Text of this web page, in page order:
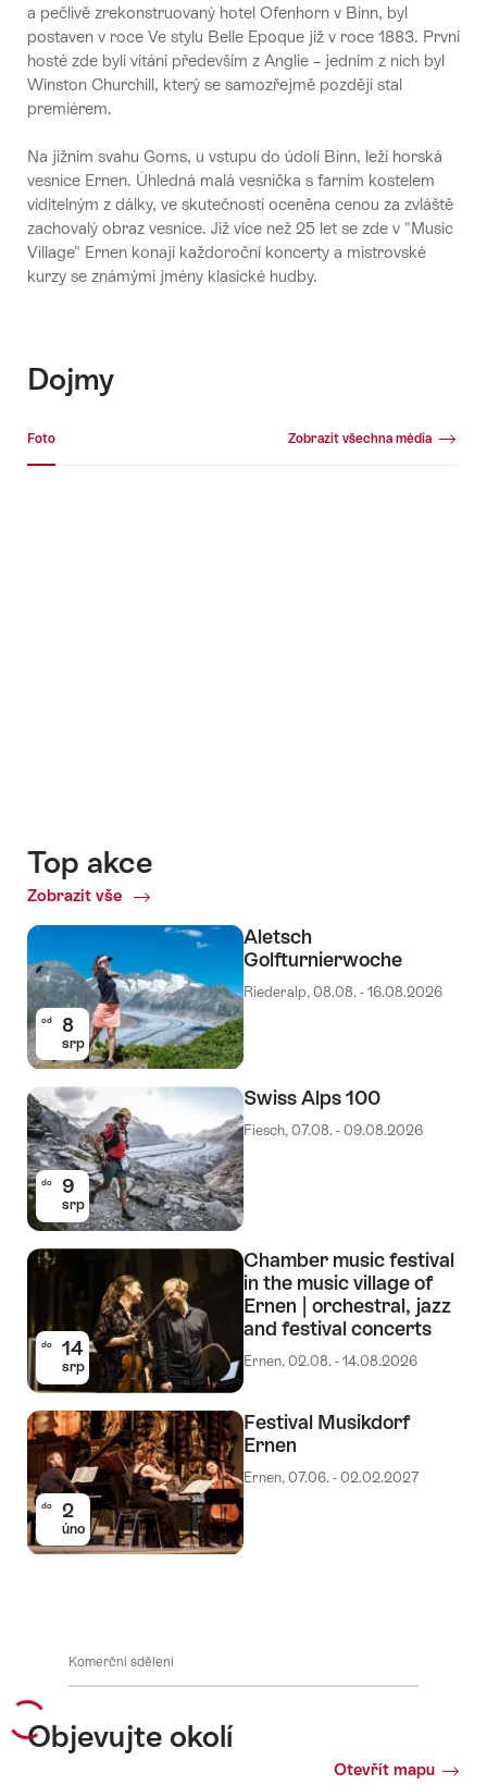
a pečlivě zrekonstruovaný hotel Ofenhorn v Binn, byl
postaven v roce Ve stylu Belle Epoque již v roce 1883. První
hosté zde byli vítáni především z Anglie – jedním z nich byl
Winston Churchill, který se samozřejmě později stal
premiérem.
Na jižním svahu Goms, u vstupu do údolí Binn, leží horská
vesnice Ernen. Úhledná malá vesnička s farním kostelem
viditelným z dálky, ve skutečnosti oceněna cenou za zvláště
zachovalý obraz vesnice. Již více než 25 let se zde v "Music
Village" Ernen konají každoroční koncerty a mistrovské
kurzy se známými jmény klasické hudby.
Dojmy
Foto Zobrazit všechna média
Top akce
Zobrazit vše
Top
od 8
srp
Aletsch
Golfturnierwoche
Riederalp, 08.08. - 16.08.2026
do 9
srp
Swiss Alps 100
Fiesch, 07.08. - 09.08.2026
do 14
srp
Chamber music festival
in the music village of
Ernen | orchestral, jazz
and festival concerts
Ernen, 02.08. - 14.08.2026
do 2
úno
Festival Musikdorf
Ernen
Ernen, 07.06. - 02.02.2027
Komerční sdělení
Objevujte okolí
Otevřít mapu